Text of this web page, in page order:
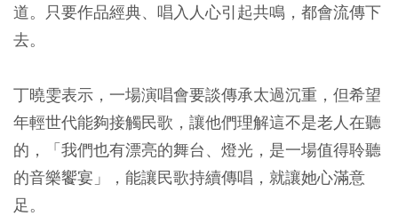
道。只要作品經典、唱入人心引起共鳴，都會流傳下
去。
丁曉雯表示，一場演唱會要談傳承太過沉重，但希望
年輕世代能夠接觸民歌，讓他們理解這不是老人在聽
的，「我們也有漂亮的舞台、燈光，是一場值得聆聽
的音樂饗宴」，能讓民歌持續傳唱，就讓她心滿意
足。